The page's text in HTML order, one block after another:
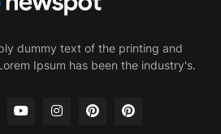
dummy text of the printing and
Ipsum has been the industry's.